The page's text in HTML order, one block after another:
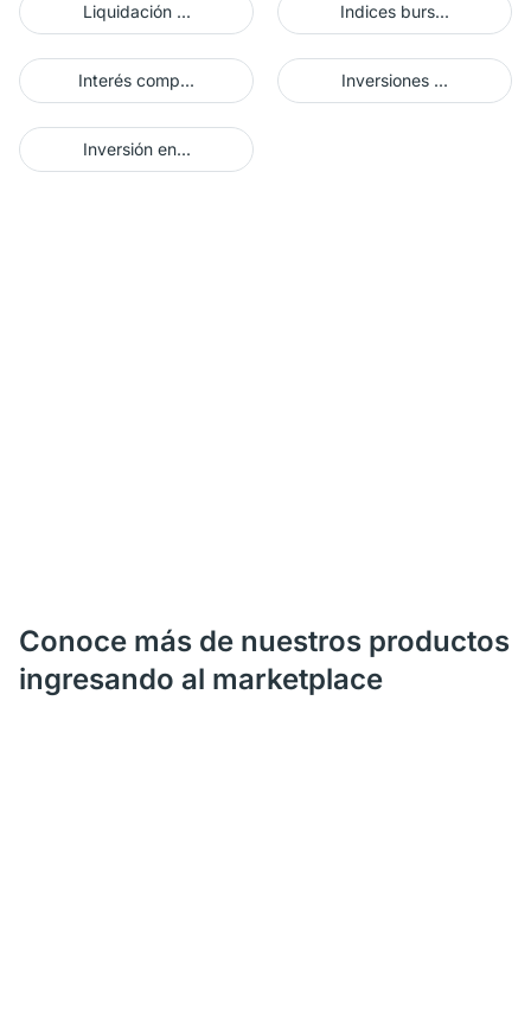
Liquidación ... Indices burs...
Interés comp... Inversiones ...
Inversión en...
Conoce más de nuestros productos
ingresando al marketplace